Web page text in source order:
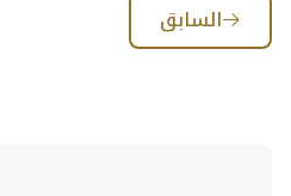
السابق